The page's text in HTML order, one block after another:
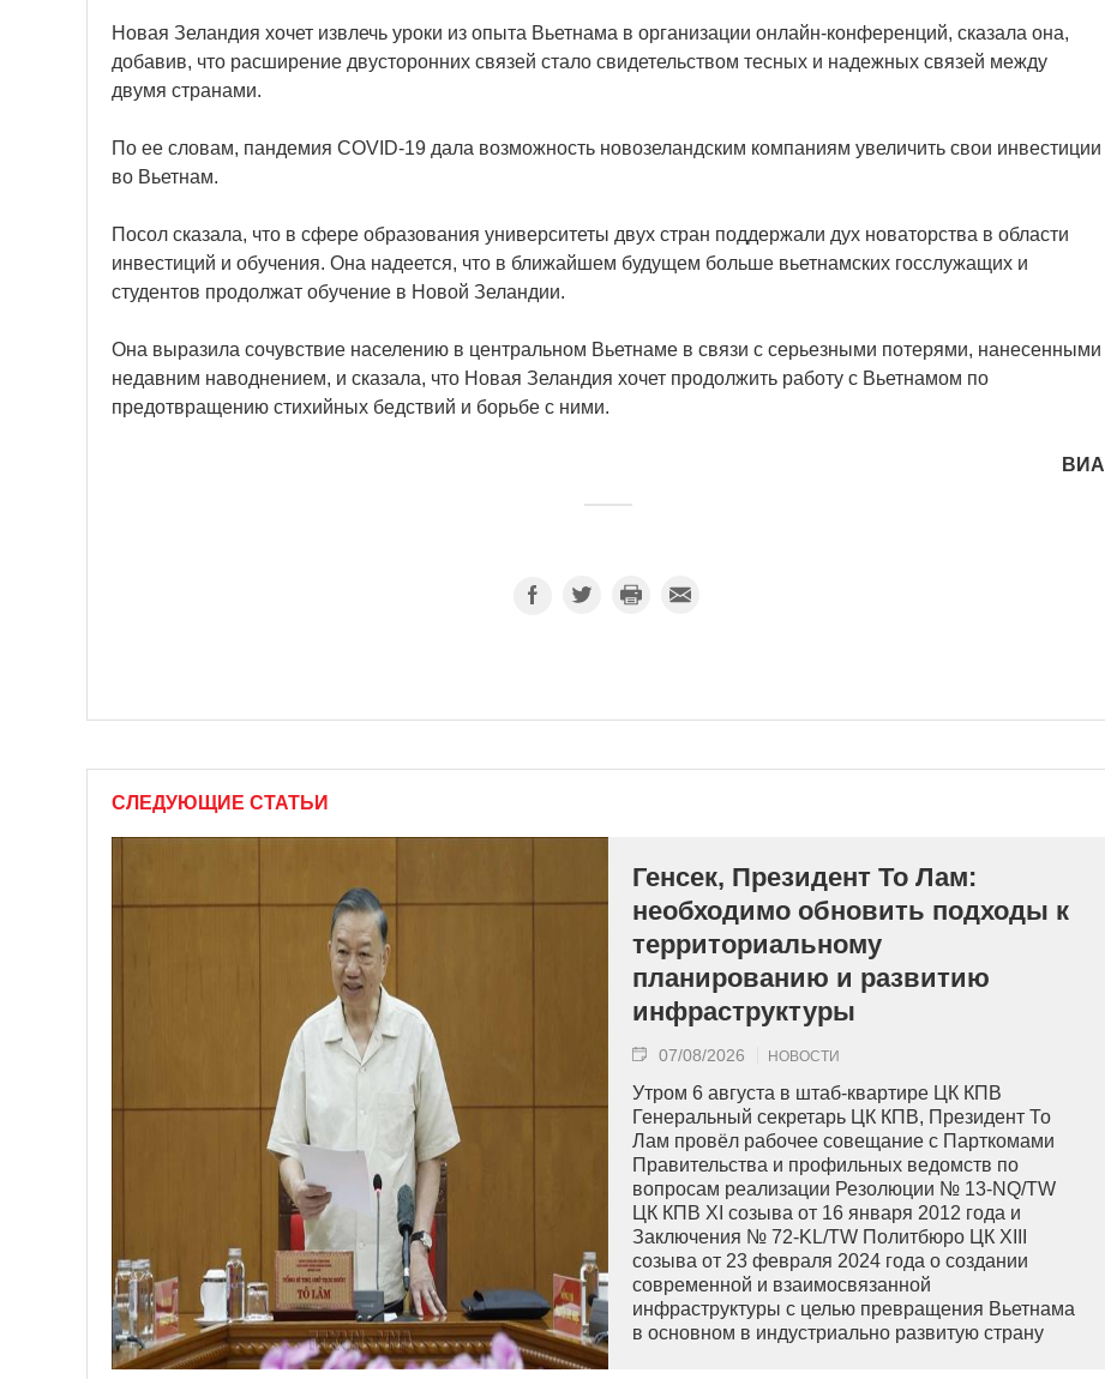
Новая Зеландия хочет извлечь уроки из опыта Вьетнама в организации онлайн-конференций, сказала она,
добавив, что расширение двусторонних связей стало свидетельством тесных и надежных связей между
двумя странами.
По ее словам, пандемия COVID-19 дала возможность новозеландским компаниям увеличить свои инвестиции
во Вьетнам.
Посол сказала, что в сфере образования университеты двух стран поддержали дух новаторства в области
инвестиций и обучения. Она надеется, что в ближайшем будущем больше вьетнамских госслужащих и
студентов продолжат обучение в Новой Зеландии.
Она выразила сочувствие населению в центральном Вьетнаме в связи с серьезными потерями, нанесенными
недавним наводнением, и сказала, что Новая Зеландия хочет продолжить работу с Вьетнамом по
предотвращению стихийных бедствий и борьбе с ними.
ВИА
СЛЕДУЮЩИЕ СТАТЬИ
Генсек, Президент То Лам:
необходимо обновить подходы к
территориальному
планированию и развитию
инфраструктуры
07/08/2026 НОВОСТИ
Утром 6 августа в штаб-квартире ЦК КПВ
Генеральный секретарь ЦК КПВ, Президент То
Лам провёл рабочее совещание с Парткомами
Правительства и профильных ведомств по
вопросам реализации Резолюции № 13-NQ/TW
ЦК КПВ XI созыва от 16 января 2012 года и
Заключения № 72-KL/TW Политбюро ЦК XIII
созыва от 23 февраля 2024 года о создании
современной и взаимосвязанной
инфраструктуры с целью превращения Вьетнама
в основном в индустриально развитую страну